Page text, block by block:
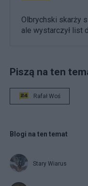
Olbrychski skarży
ale wystarczył list
Piszą na ten
Rafał Woś
Blogi na ten temat
Stary Wiarus